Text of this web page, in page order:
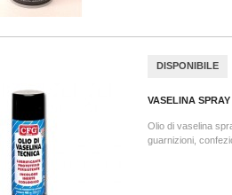
DISPONIBILE
VASELINA
Olio di vaselina
guarnizioni,